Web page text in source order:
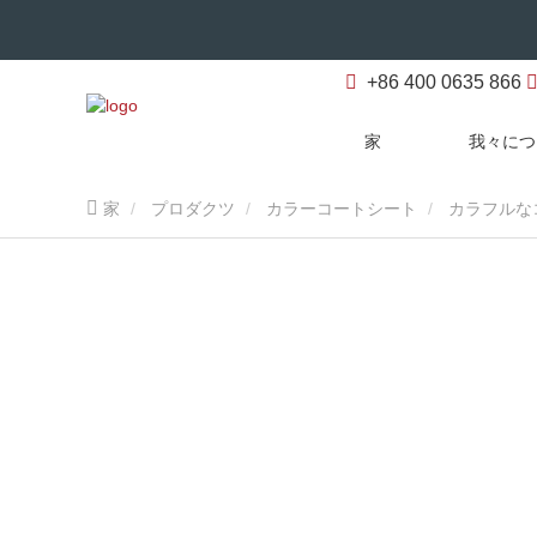
+86 400 0635 866
家 我々に
家 プロダクツ カラーコートシート カラフル